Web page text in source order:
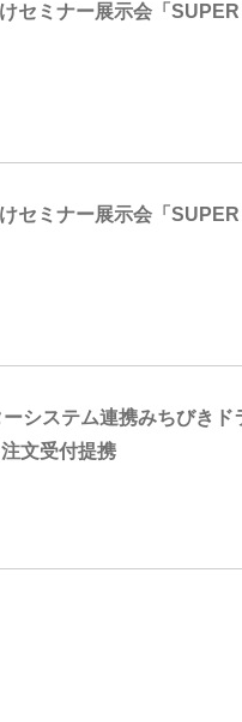
セミナー展示会「
セミナー展示会「
システム連携みちびき
文受付提携